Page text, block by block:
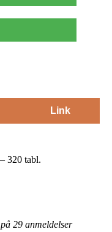
Link
320 tabl.
29 anmeldelser